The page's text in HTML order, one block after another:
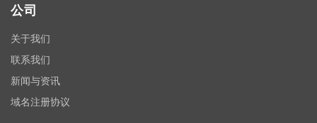
公司
关于我们
联系我们
新闻与资讯
域名注册协议